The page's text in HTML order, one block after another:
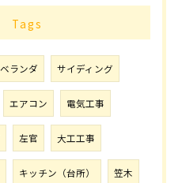
Tags
ベランダ サイディング
エアコン 電気工事
左官 大工工事
キッチン（台所） 笠木